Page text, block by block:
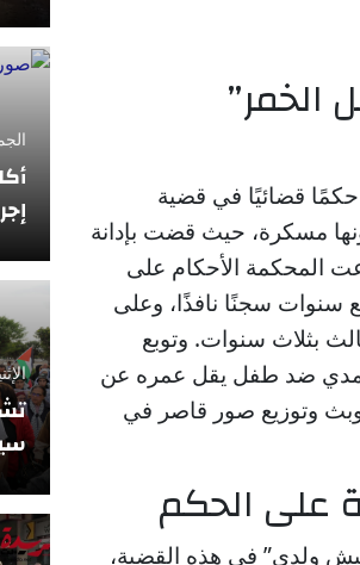
حكمًا قضائيًا في قضية
مسكرة، حيث قضت بإدانة
المحكمة الأحكام على
سنوات سجنًا نافذًا، وعلى
بثلاث سنوات. وتوبع
ضد طفل يقل عمره عن
وتوزيع صور قاصر في
على الحكم
ولدي” في هذه القضية،
الجمعة 12
الإثنين 10